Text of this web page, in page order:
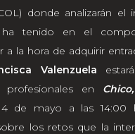
donde analizarán el
ha tenido en el
a la hora de adquirir
Valenzuela
profesionales en
4 de mayo a las 14:00
los retos que la